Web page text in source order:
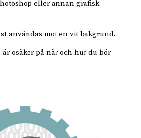
eller annan grafisk
användas mot en vit bakgrund.
är osäker på när och hur du bör